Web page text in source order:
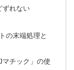
ずれない
の末端処理と
チック」の使